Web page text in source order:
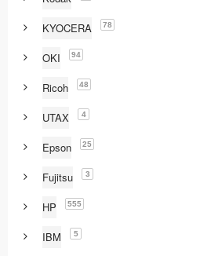
KYOCERA 78
OKI 94
Ricoh 48
UTAX 4
Epson 25
Fujitsu 3
HP 555
IBM 5